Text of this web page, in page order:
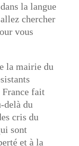
la langue
chercher
vous
la mairie du
France fait
delà du
cris du
sont
et à la